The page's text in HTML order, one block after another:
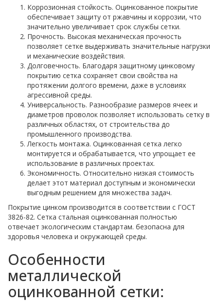
Коррозионная стойкость. Оцинкованное покрытие
обеспечивает защиту от ржавчины и коррозии, что
значительно увеличивает срок службы сетки.
Прочность. Высокая механическая прочность
позволяет сетке выдерживать значительные нагрузки
и механические воздействия.
Долговечность. Благодаря защитному цинковому
покрытию сетка сохраняет свои свойства на
протяжении долгого времени, даже в условиях
агрессивной среды.
Универсальность. Разнообразие размеров ячеек и
диаметров проволок позволяет использовать сетку в
различных областях, от строительства до
промышленного производства.
Легкость монтажа. Оцинкованная сетка легко
монтируется и обрабатывается, что упрощает ее
использование в различных проектах.
Экономичность. Относительно низкая стоимость
делает этот материал доступным и экономически
выгодным решением для множества задач.
Покрытие цинком производится в соответствии с ГОСТ
3826-82. Сетка стальная оцинкованная полностью
отвечает экологическим стандартам. безопасна для
здоровья человека и окружающей среды.
Особенности
металлической
оцинкованной сетки: